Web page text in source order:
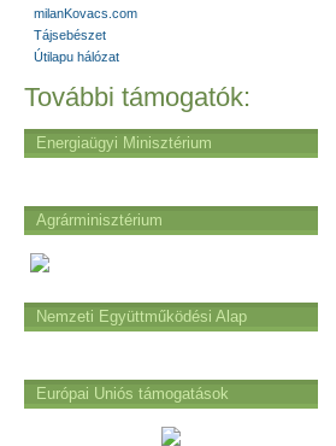
milanKovacs.com
Tájsebészet
Útilapu hálózat
További támogatók:
Energiaügyi Minisztérium
Agrárminisztérium
Nemzeti Együttműködési Alap
Európai Uniós támogatások